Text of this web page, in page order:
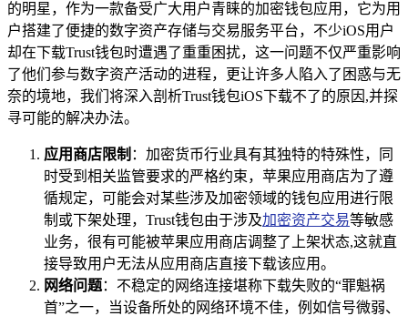
的明星，作为一款备受广大用户青睐的加密钱包应用，它为用
户搭建了便捷的数字资产存储与交易服务平台，不少iOS用户
却在下载Trust钱包时遭遇了重重困扰，这一问题不仅严重影响
了他们参与数字资产活动的进程，更让许多人陷入了困惑与无
奈的境地，我们将深入剖析Trust钱包iOS下载不了的原因,并探
寻可能的解决办法。
应用商店限制 ：加密货币行业具有其独特的特殊性，同
时受到相关监管要求的严格约束，苹果应用商店为了遵
循规定，可能会对某些涉及加密领域的钱包应用进行限
制或下架处理，Trust钱包由于涉及加密资产交易等敏感
业务，很有可能被苹果应用商店调整了上架状态,这就直
接导致用户无法从应用商店直接下载该应用。
网络问题：不稳定的网络连接堪称下载失败的“罪魁祸
首”之一，当设备所处的网络环境不佳，例如信号微弱、